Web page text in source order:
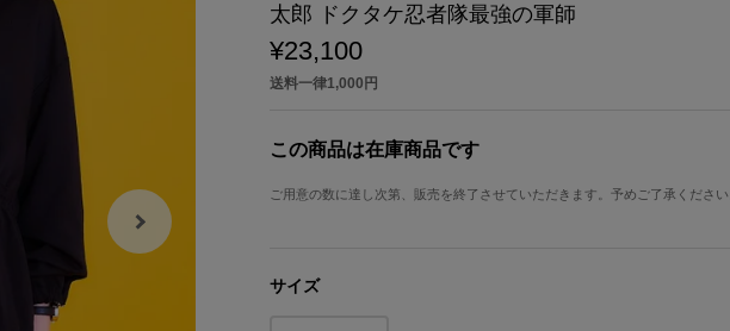
太郎 ドクタケ忍者隊最強の軍師
¥23,100
送料一律1,000円
この商品は在庫商品です
ご用意の数に達し次第、販売を終了させていただきます。予めご了承ください
サイズ